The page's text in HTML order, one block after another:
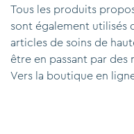
Tous les produits
sont également utilisés
articles de soins de
être en passant par
Vers la boutique en